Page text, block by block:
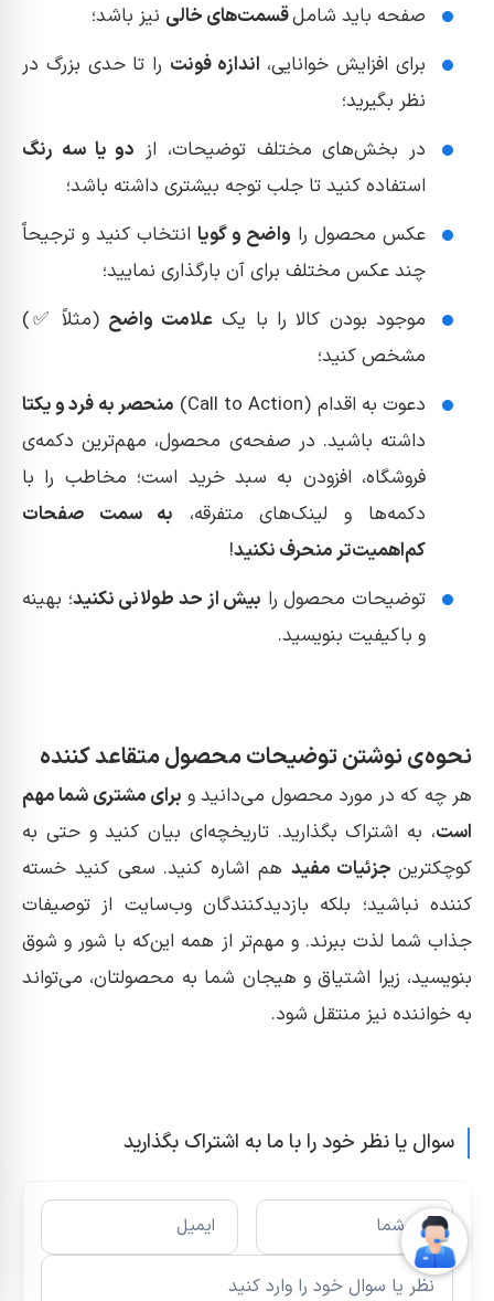
صفحه باید شاملقسمت‌های خالی نیز باشد؛
برای افزایش خوانایی، اندازه فونت را تا حدی بزرگ در
نظر بگیرید؛
در بخش‌های مختلف توضیحات، از دو یا سه رنگ
استفاده کنید تا جلب توجه بیشتری داشته باشد؛
عکس محصول را واضح و گویا انتخاب کنید و ترجیحاً
چند عکس مختلف برای آن بارگذاری نمایید؛
موجود بودن کالا را با یکعلامت واضح (مثلاً ✅)
مشخص کنید؛
دعوت به اقدام (Call to Action)
منحصر به فرد و یکتا
داشته باشید. در صفحه‌ی محصول، مهم‌ترین دکمه‌ی
فروشگاه، افزودن به سبد خرید است؛ مخاطب را با
دکمه‌ها و لینک‌های متفرقه، به سمت صفحات
کم‌اهمیت‌تر منحرف نکنید!
توضیحات محصول را بیش از حد طولانی نکنید؛ بهینه
و باکیفیت بنویسید.
نحوه‌ی نوشتن توضیحات محصول متقاعد کننده
هر چه که در مورد محصول می‌دانید و برای مشتری شما مهم
است، به اشتراک بگذارید. تاریخچه‌ای بیان کنید و حتی به
کوچکترین جزئیات مفید هم اشاره کنید. سعی کنید خسته
کننده نباشید؛ بلکه بازدیدکنندگان وب‌سایت از توصیفات
جذاب شما لذت ببرند. و مهم‌تر از همه این‌که با شور و شوق
بنویسید، زیرا اشتیاق و هیجان شما به محصولتان، می‌تواند
به خواننده نیز منتقل شود.
سوال یا نظر خود را با ما به اشتراک بگذارید